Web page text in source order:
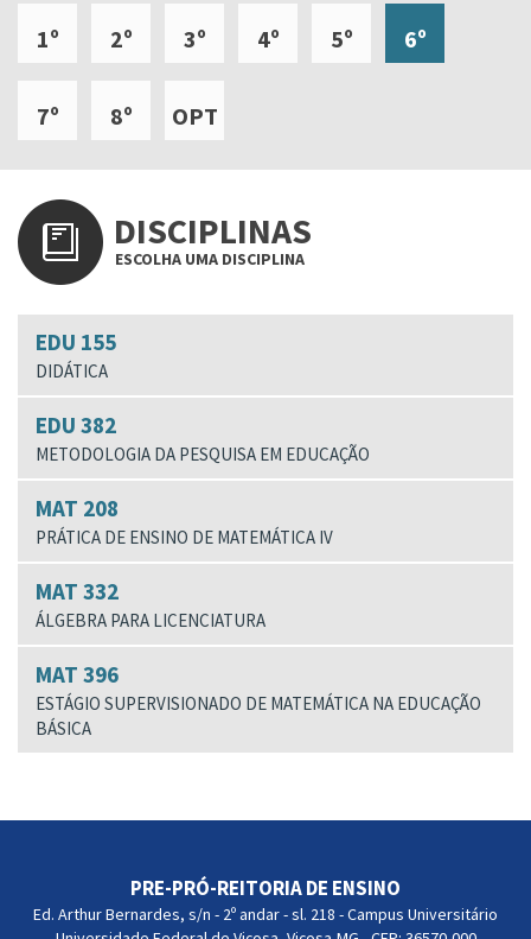
1º 2º 3º 4º 5º 6º
7º 8º OPT
DISCIPLINAS
ESCOLHA UMA DISCIPLINA
EDU 155
DIDÁTICA
EDU 382
METODOLOGIA DA PESQUISA EM EDUCAÇÃO
MAT 208
PRÁTICA DE ENSINO DE MATEMÁTICA IV
MAT 332
ÁLGEBRA PARA LICENCIATURA
MAT 396
ESTÁGIO SUPERVISIONADO DE MATEMÁTICA NA EDUCAÇÃO
BÁSICA
PRE-PRÓ-REITORIA DE ENSINO
Ed. Arthur Bernardes, s/n - 2º andar - sl. 218 - Campus Universitário